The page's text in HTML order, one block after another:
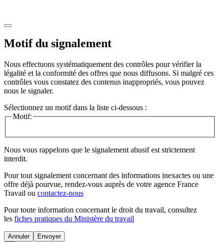
Motif du signalement
Nous effectuons systématiquement des contrôles pour vérifier la
légalité et la conformité des offres que nous diffusons. Si malgré ces
contrôles vous constatez des contenus inappropriés, vous pouvez
nous le signaler.
Sélectionnez un motif dans la liste ci-dessous :
Motif:
Nous vous rappelons que le signalement abusif est strictement
interdit.
Pour tout signalement concernant des informations inexactes ou une
offre déjà pourvue, rendez-vous auprès de votre agence France
Travail ou contactez-nous
Pour toute information concernant le droit du travail, consultez
les fiches pratiques du Ministère du travail
Annuler